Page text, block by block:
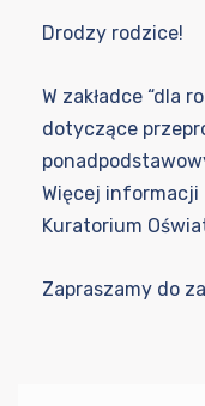
Drodzy rodzice!
W zakładce “dla
dotyczące
Więcej informacji
Kuratorium
Zapraszamy do